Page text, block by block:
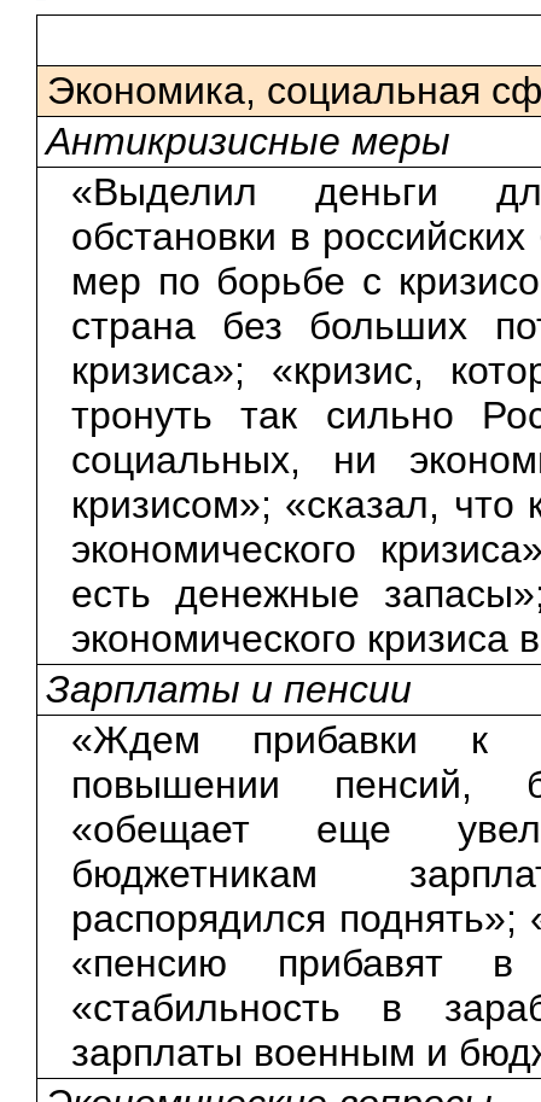
Экономика, социальная
Антикризисные меры
«Выделил деньги
обстановки в
мер по борьбе с
страна без больших
кризиса»; «кризис,
тронуть так сильно
социальных, ни
кризисом»; «сказал, что
экономического
есть денежные
экономического кризиса
Зарплаты и пенсии
«Ждем прибавки к
повышении пенсий,
«обещает еще
бюджетникам
распорядился
«пенсию прибавят
«стабильность в
зарплаты военным и